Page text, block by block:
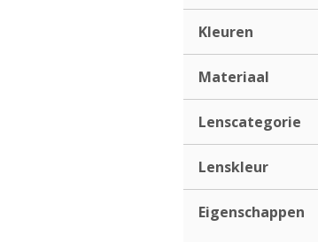
Kleuren
Materiaal
Lenscategorie
Lenskleur
Eigenschappen